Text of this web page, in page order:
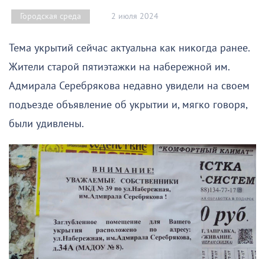
Городская среда 2 июля 2024
Тема укрытий сейчас актуальна как никогда ранее.
Жители старой пятиэтажки на набережной им.
Адмирала Серебрякова недавно увидели на своем
подъезде объявление об укрытии и, мягко говоря,
были удивлены.